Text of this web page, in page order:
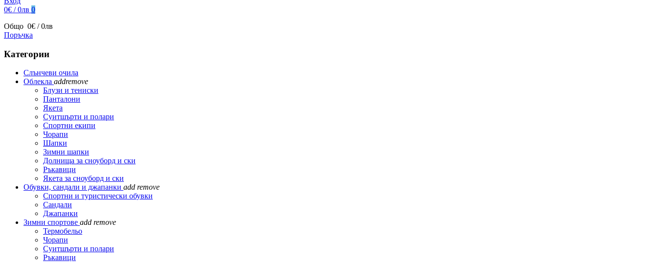
0€ / 0лв 0
Общо 0€ / 0лв
Поръчка
Категории
Слънчеви очила
Облекла addremove
Блузи и тениски
Панталони
Якета
Суитшърти и полари
Спортни екипи
Чорапи
Шапки
Зимни шапки
Долнища за сноуборд и ски
Ръкавици
Якета за сноуборд и ски
Обувки, сандали и джапанки add remove
Спортни и туристически обувки
Сандали
Джапанки
Зимни спортове add remove
Термобельо
Чорапи
Суитшърти и полари
Ръкавици